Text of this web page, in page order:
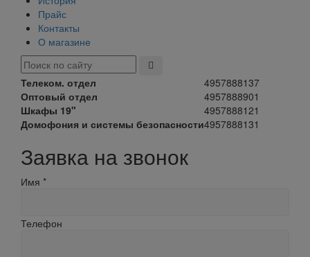
Прайс
Контакты
О магазине
Телеком. отдел
4957888137
Оптовый отдел
4957888901
Шкафы 19"
4957888121
Домофония и системы безопасности4957888131
Заявка на звонок
Имя *
Телефон